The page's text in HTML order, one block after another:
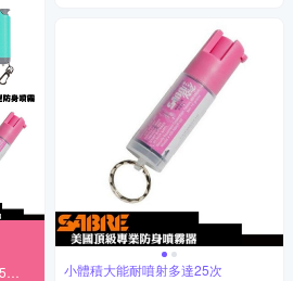
小體積大能耐噴射多達25次